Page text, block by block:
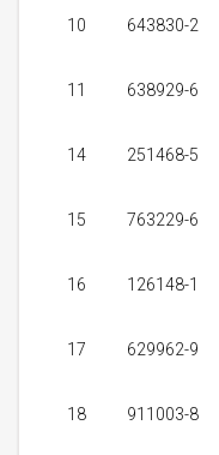
10 643830-2
11 638929-6
14 251468-5
15 763229-6
16 126148-1
17 629962-9
18 911003-8